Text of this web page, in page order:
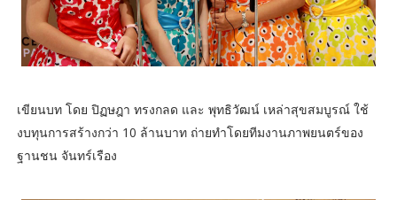
เขียนบท โดย ปิฏษฎา ทรงกลด และ พุทธิวัฒน์ เหล่าสุขสมบูรณ์ ใช้
งบทุนการสร้างกว่า 10 ล้านบาท ถ่ายทำโดยทีมงานภาพยนตร์ของ
ฐานชน จันทร์เรือง